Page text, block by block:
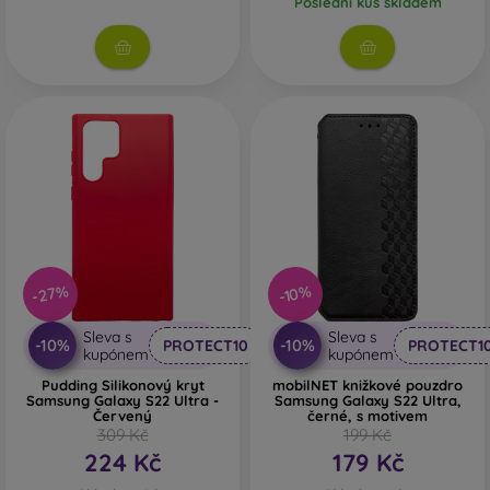
-27%
-10%
Sleva s
kupónem
PROTECT10
Pudding Silikonový kryt
Samsung Galaxy S22 Ultra -
Červený
309 Kč
224 Kč
-10%
-10%
Sleva s
kupónem
mobilNET knižkové pouzdro
Samsung Galaxy S22 Ultra,
černé, s motivem
199 Kč
179 Kč